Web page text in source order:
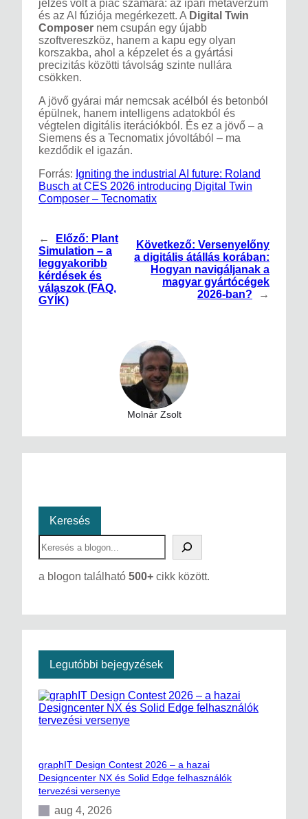
jelzés volt a piac számára: az ipari metaverzum
és az AI fúziója megérkezett. A Digital Twin
Composer nem csupán egy újabb
szoftvereszköz, hanem a kapu egy olyan
korszakba, ahol a képzelet és a gyártási
precizitás közötti távolság szinte nullára
csökken.
A jövő gyárai már nemcsak acélból és betonból
épülnek, hanem intelligens adatokból és
végtelen digitális iterációkból. És ez a jövő – a
Siemens és a Tecnomatix jóvoltából – ma
kezdődik el igazán.
Forrás: Igniting the industrial AI future: Roland
Busch at CES 2026 introducing Digital Twin
Composer – Tecnomatix
← Előző: Plant
Simulation – a
leggyakoribb
kérdések és
válaszok (FAQ,
GYÍK)
Következő: Versenyelőny
a digitális átállás korában:
Hogyan navigáljanak a
magyar gyártócégek
2026-ban?
→
Molnár Zsolt
Keresés
S
e
r
a blogon található 500+ cikk között.
Legutóbbi bejegyzések
graphIT Design Contest 2026 – a hazai
Designcenter NX és Solid Edge felhasználók
tervezési versenye
aug 4, 2026